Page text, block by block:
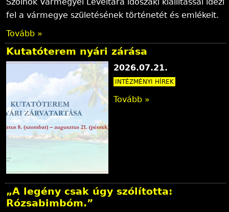
fel a vármegye születésének történetét és emlékeit.
Tovább »
Kutatóterem nyári zárása
2026.07.21.
INTÉZMÉNYI HÍREK
Tovább »
„A legény csak úgy szólította:
Rózsabimbóm.”